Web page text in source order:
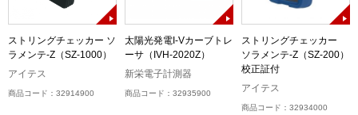
ストリングチェッカー ソ
ラメンテ-Z（SZ-1000）
アイテス
商品コード：32914900
太陽光発電I-Vカーブトレ
ーサ（IVH-2020Z）
新栄電子計測器
商品コード：32935900
ストリングチェッカー
ソラメンテ-Z（SZ-200）
校正証付
アイテス
商品コード：32934000